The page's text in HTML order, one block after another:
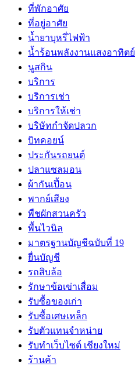
ที่พักอาศัย
ที่อยู่อาศัย
น้ำยาบุหรี่ไฟฟ้า
น้ำร้อนพลังงานแสงอาทิตย์
นูสกิน
บริการ
บริการเช่า
บริการให้เช่า
บริษัทกำจัดปลวก
บิทคอยน์
ประกันรถยนต์
ปลาแซลมอน
ผ้ากันเปี้อน
พากย์เสียง
พืชผักสวนครัว
พื้นไวนิล
มาตรฐานบัญชีฉบับที่ 19
ยื่นบัญชี
รถสิบล้อ
รักษาข้อเข่าเสื่อม
รับซื้อของเก่า
รับซื้อเศษเหล็ก
รับตัวแทนจำหน่าย
รับทำเว็บไซต์ เชียงใหม่
ร้านค้า